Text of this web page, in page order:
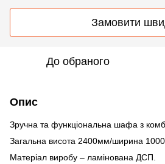
Замовити
До обраного
Опис
Зручна та функціональна шафа з
Загальна висота 2400мм/ширина
Матеріал виробу – ламінована ДСП.